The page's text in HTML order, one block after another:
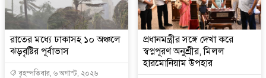
রাতের মধ্যে ঢাকাসহ ১০ অঞ্চলে
ঝড়বৃষ্টির পূর্বাভাস
বৃহস্পতিবার, ৬ অগাস্ট, ২০২৬
প্রধানমন্ত্রীর সঙ্গে দেখা করে
স্বপ্নপূরণ অনুশ্রীর, মিলল
হারমোনিয়াম উপহার